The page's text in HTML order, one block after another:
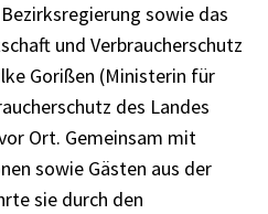
sowie das
und Verbraucherschutz
Gorißen (Ministerin für
des Landes
Ort. Gemeinsam mit
sowie Gästen aus der
sie durch den